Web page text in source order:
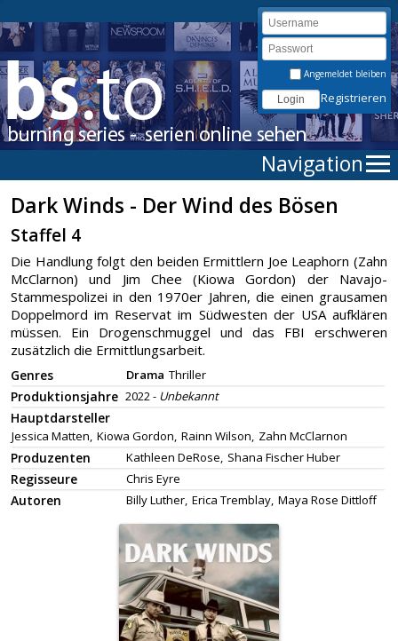
Angemeldet bleiben
Registrieren
Navigation
Dark Winds - Der Wind des Bösen
Staffel 4
Die Handlung folgt den beiden Ermittlern Joe Leaphorn (Zahn
McClarnon) und Jim Chee (Kiowa Gordon) der Navajo-
Stammespolizei in den 1970er Jahren, die einen grausamen
Doppelmord im Reservat im Südwesten der USA aufklären
müssen. Ein Drogenschmuggel und das FBI erschweren
zusätzlich die Ermittlungsarbeit.
Genres Drama Thriller
Produktionsjahre 2022 - Unbekannt
Hauptdarsteller
Jessica Matten, Kiowa Gordon, Rainn Wilson, Zahn McClarnon
Produzenten Kathleen DeRose, Shana Fischer Huber
Regisseure Chris Eyre
Autoren Billy Luther, Erica Tremblay, Maya Rose Dittloff